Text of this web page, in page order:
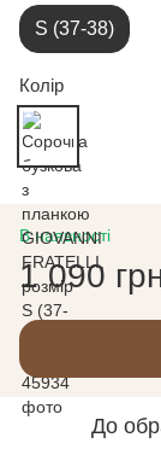
S (37-38)
Колір
В наявності
1 090
До